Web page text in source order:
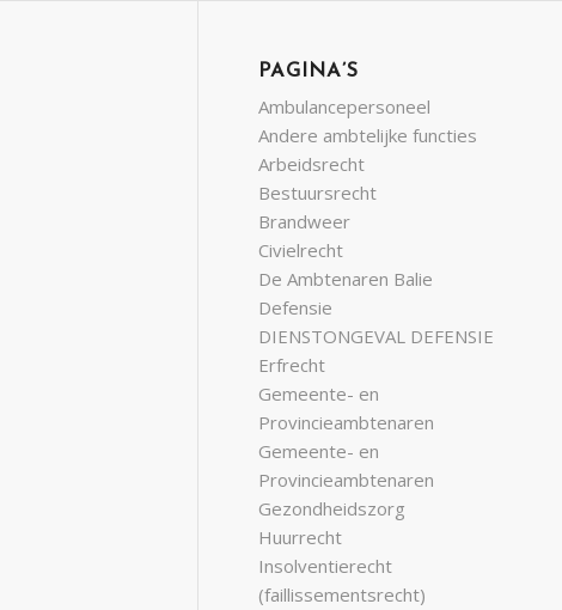
PAGINA’S
Ambulancepersoneel
Andere ambtelijke functies
Arbeidsrecht
Bestuursrecht
Brandweer
Civielrecht
De Ambtenaren Balie
Defensie
DIENSTONGEVAL DEFENSIE
Erfrecht
Gemeente- en
Provincieambtenaren
Gemeente- en
Provincieambtenaren
Gezondheidszorg
Huurrecht
Insolventierecht
(faillissementsrecht)